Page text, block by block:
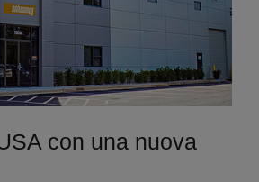
con una nuova